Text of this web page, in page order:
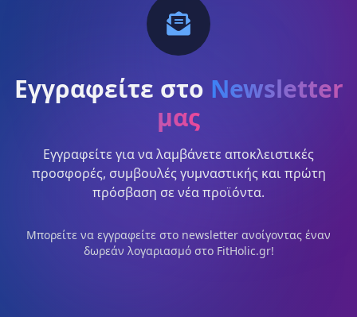
Εγγραφείτε στο Newsletter
μας
Εγγραφείτε για να λαμβάνετε αποκλειστικές
προσφορές, συμβουλές γυμναστικής και πρώτη
πρόσβαση σε νέα προϊόντα.
Μπορείτε να εγγραφείτε στο newsletter ανοίγοντας έναν
δωρεάν λογαριασμό στο FitHolic.gr!